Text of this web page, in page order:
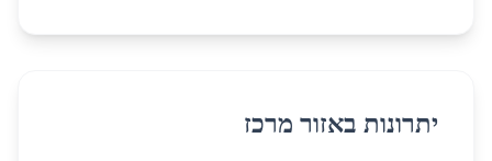
יתרונות באזור מרכז